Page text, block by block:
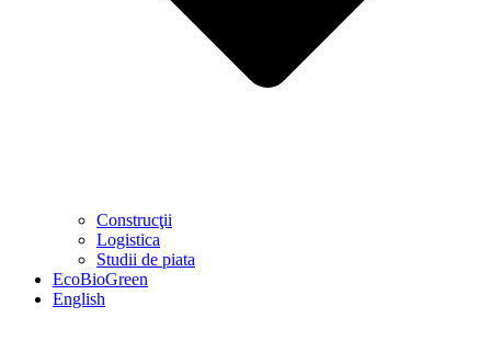
Construcţii
Logistica
Studii de piata
EcoBioGreen
English